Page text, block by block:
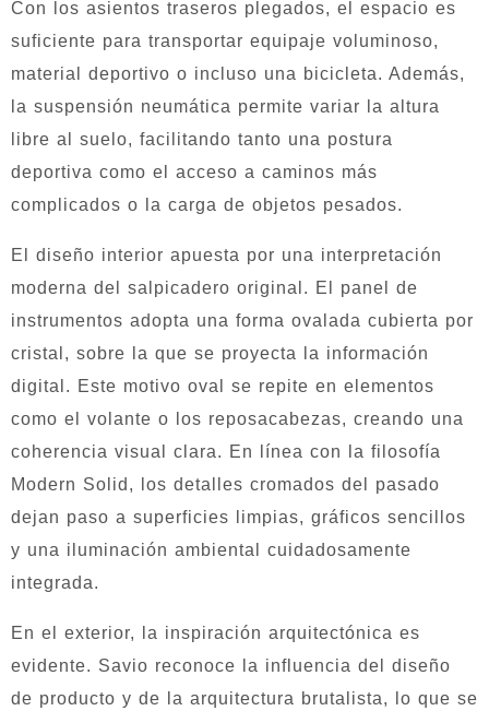
Con los asientos traseros plegados, el espacio es
suficiente para transportar equipaje voluminoso,
material deportivo o incluso una bicicleta. Además,
la suspensión neumática permite variar la altura
libre al suelo, facilitando tanto una postura
deportiva como el acceso a caminos más
complicados o la carga de objetos pesados.
El diseño interior apuesta por una interpretación
moderna del salpicadero original. El panel de
instrumentos adopta una forma ovalada cubierta por
cristal, sobre la que se proyecta la información
digital. Este motivo oval se repite en elementos
como el volante o los reposacabezas, creando una
coherencia visual clara. En línea con la filosofía
Modern Solid, los detalles cromados del pasado
dejan paso a superficies limpias, gráficos sencillos
y una iluminación ambiental cuidadosamente
integrada.
En el exterior, la inspiración arquitectónica es
evidente. Savio reconoce la influencia del diseño
de producto y de la arquitectura brutalista, lo que se